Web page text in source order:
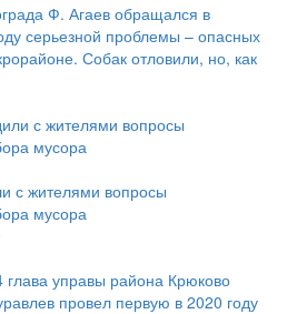
Ф. Агаев обращался в
серьезной проблемы – опасных
Собак отловили, но, как
с жителями вопросы
мусора
глава управы района Крюково
провел первую в 2020 году